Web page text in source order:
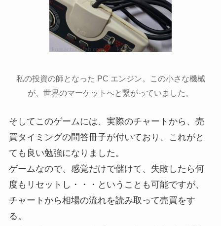
私の投資の師となった PC エンジン。この小さな機械
が、世界のマーケットへと繋がっていました。
そしてこのゲームには、実際のチャートから、売
買タイミングの問答冊子が付いており、これがと
ても良い勉強になりました。
ゲームなので、感覚だけで儲けて、失敗したら何
度もリセットし・・・ということも可能ですが、
チャートから相場の流れを読み取って売買をす
る。